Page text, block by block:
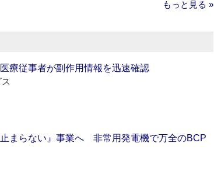
もっと見る »
療従事者が副作用情報を迅速確認
止まらない』事業へ 非常用発電機で万全のBCP